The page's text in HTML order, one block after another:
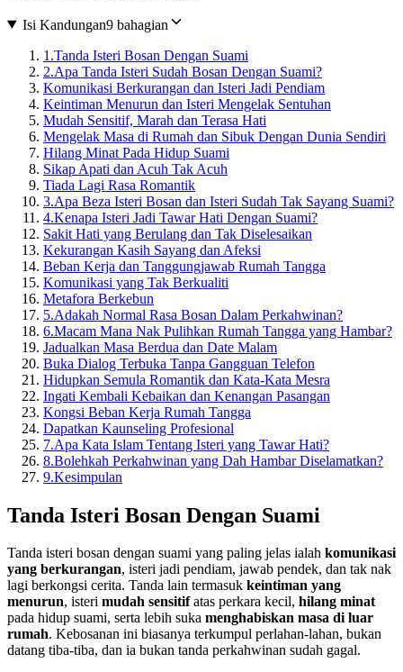
Isi Kandungan9 bahagian
1.Tanda Isteri Bosan Dengan Suami
2.Apa Tanda Isteri Sudah Bosan Dengan Suami?
Komunikasi Berkurangan dan Isteri Jadi Pendiam
Keintiman Menurun dan Isteri Mengelak Sentuhan
Mudah Sensitif, Marah dan Terasa Hati
Mengelak Masa di Rumah dan Sibuk Dengan Dunia Sendiri
Hilang Minat Pada Hidup Suami
Sikap Apati dan Acuh Tak Acuh
Tiada Lagi Rasa Romantik
3.Apa Beza Isteri Bosan dan Isteri Sudah Tak Sayang Suami?
4.Kenapa Isteri Jadi Tawar Hati Dengan Suami?
Sakit Hati yang Berulang dan Tak Diselesaikan
Kekurangan Kasih Sayang dan Afeksi
Beban Kerja dan Tanggungjawab Rumah Tangga
Komunikasi yang Tak Berkualiti
Metafora Berkebun
5.Adakah Normal Rasa Bosan Dalam Perkahwinan?
6.Macam Mana Nak Pulihkan Rumah Tangga yang Hambar?
Jadualkan Masa Berdua dan Date Malam
Buka Dialog Terbuka Tanpa Gangguan Telefon
Hidupkan Semula Romantik dan Kata-Kata Mesra
Ingati Kembali Kebaikan dan Kenangan Pasangan
Kongsi Beban Kerja Rumah Tangga
Dapatkan Kaunseling Profesional
7.Apa Kata Islam Tentang Isteri yang Tawar Hati?
8.Bolehkah Perkahwinan yang Dah Hambar Diselamatkan?
9.Kesimpulan
Tanda Isteri Bosan Dengan Suami
Tanda isteri bosan dengan suami yang paling jelas ialah komunikasi
yang berkurangan, isteri jadi pendiam, jawab pendek, dan tak nak
lagi berkongsi cerita. Tanda lain termasuk keintiman yang
menurun, isteri mudah sensitifatas perkara kecil, hilang minat
pada hidup suami, serta lebih suka menghabiskan masa di luar
rumah. Kebosanan ini biasanya terkumpul perlahan-lahan, bukan
datang tiba-tiba, dan ia bukan tanda perkahwinan sudah gagal.